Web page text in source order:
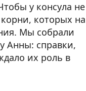
у консула не
которых на
Мы собрали
Анны: справки,
их роль в